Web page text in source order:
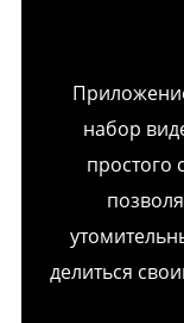
набор
простого
делиться